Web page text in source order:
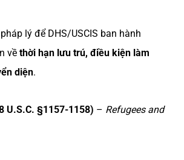
lý để DHS/USCIS ban hành
về thời hạn lưu trú, điều kiện làm
diện.
U.S.C. §1157-1158) – Refugees and